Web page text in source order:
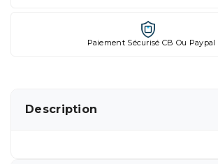
Paiement Sécurisé CB Ou Paypal
Description